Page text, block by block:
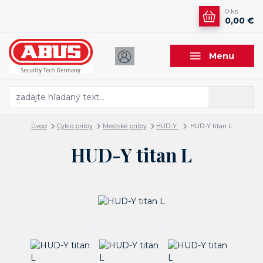
Menu
0 ks
0,00 €
Úvod Cyklo prilby Mestské prilby HUD-Y HUD-Y titan L
HUD-Y titan L